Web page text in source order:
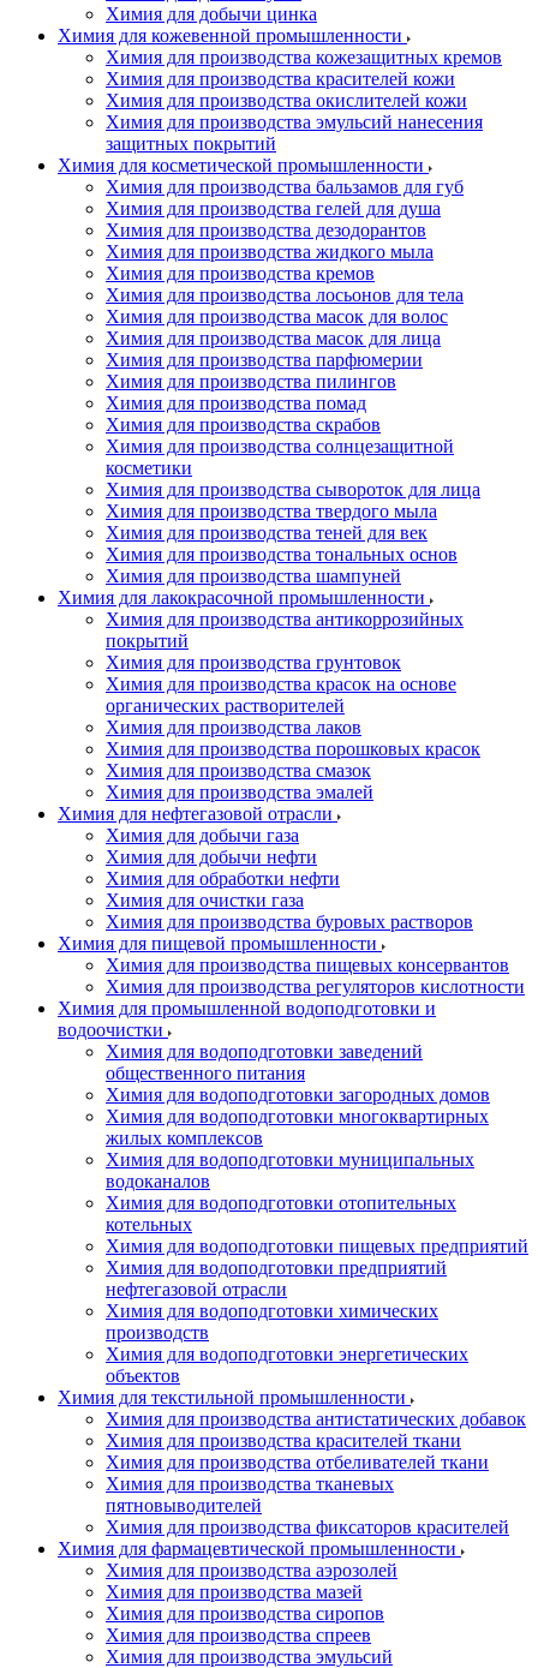
Химия для добычи цинка
Химия для кожевенной промышленности
Химия для производства кожезащитных кремов
Химия для производства красителей кожи
Химия для производства окислителей кожи
Химия для производства эмульсий нанесения
защитных покрытий
Химия для косметической промышленности
Химия для производства бальзамов для губ
Химия для производства гелей для душа
Химия для производства дезодорантов
Химия для производства жидкого мыла
Химия для производства кремов
Химия для производства лосьонов для тела
Химия для производства масок для волос
Химия для производства масок для лица
Химия для производства парфюмерии
Химия для производства пилингов
Химия для производства помад
Химия для производства скрабов
Химия для производства солнцезащитной
косметики
Химия для производства сывороток для лица
Химия для производства твердого мыла
Химия для производства теней для век
Химия для производства тональных основ
Химия для производства шампуней
Химия для лакокрасочной промышленности
Химия для производства антикоррозийных
покрытий
Химия для производства грунтовок
Химия для производства красок на основе
органических растворителей
Химия для производства лаков
Химия для производства порошковых красок
Химия для производства смазок
Химия для производства эмалей
Химия для нефтегазовой отрасли
Химия для добычи газа
Химия для добычи нефти
Химия для обработки нефти
Химия для очистки газа
Химия для производства буровых растворов
Химия для пищевой промышленности
Химия для производства пищевых консервантов
Химия для производства регуляторов кислотности
Химия для промышленной водоподготовки и
водоочистки
Химия для водоподготовки заведений
общественного питания
Химия для водоподготовки загородных домов
Химия для водоподготовки многоквартирных
жилых комплексов
Химия для водоподготовки муниципальных
водоканалов
Химия для водоподготовки отопительных
котельных
Химия для водоподготовки пищевых предприятий
Химия для водоподготовки предприятий
нефтегазовой отрасли
Химия для водоподготовки химических
производств
Химия для водоподготовки энергетических
объектов
Химия для текстильной промышленности
Химия для производства антистатических добавок
Химия для производства красителей ткани
Химия для производства отбеливателей ткани
Химия для производства тканевых
пятновыводителей
Химия для производства фиксаторов красителей
Химия для фармацевтической промышленности
Химия для производства аэрозолей
Химия для производства мазей
Химия для производства сиропов
Химия для производства спреев
Химия для производства эмульсий